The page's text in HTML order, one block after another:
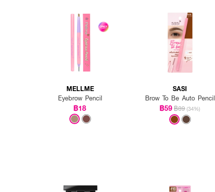
MELLME
Eyebrow Pencil
฿18
SASI
Brow To Be Auto Pencil
฿59฿89 (34%)